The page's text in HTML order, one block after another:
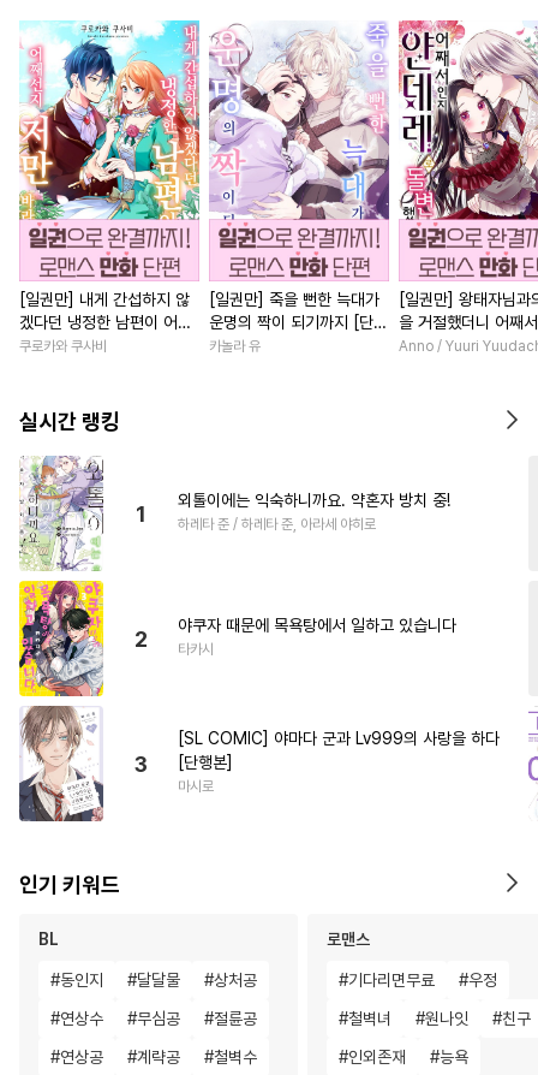
[일권만] 내게 간섭하지 않
겠다던 냉정한 남편이 어째
선지 저만 바라봅니다 [단행
쿠로카와 쿠사비
[일권만] 죽을 뻔한 늑대가
운명의 짝이 되기까지 [단행
본]
카놀라 유
[일권만] 왕태자님과
을 거절했더니 어째
얀데레로 돌변했습
Anno / Yuuri
실시간 랭킹
1
외톨이에는 익숙하니까요. 약혼자 방치 중!
하레타 준 / 하레타 준, 아라세 야히로
2
야쿠자 때문에 목욕탕에서 일하고 있습니다
타카시
3
[SL COMIC] 야마다 군과 Lv999의 사랑을 하다
[단행본]
마시로
인기 키워드
BL
#동인지 #달달물 #상처공
#연상수 #무심공 #절륜공
#연상공 #계략공 #철벽수
로맨스
#기다리면무료 #우정
#철벽녀 #원나잇 #친구
#인외존재 #능욕